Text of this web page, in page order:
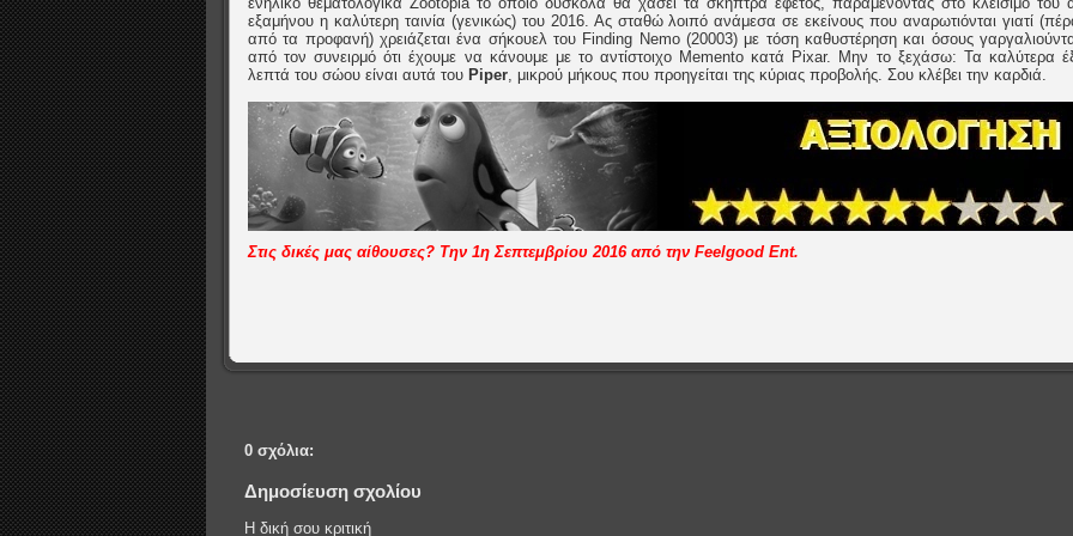
εξαμήνου η καλύτερη ταινία (γενικώς) του 2016. Ας σταθώ λοιπό ανάμεσα σε εκείνους που αναρωτιόνται γιατί
από τα προφανή) χρειάζεται ένα σήκουελ του Finding Nemo (20003) με τόση καθυστέρηση και όσους
από τον συνειρμό ότι έχουμε να κάνουμε με το αντίστοιχο Memento κατά Pixar. Μην το ξεχάσω: Τα καλύτερα
λεπτά του σώου είναι αυτά του Piper, μικρού μήκους που προηγείται της κύριας προβολής. Σου κλέβει την καρδιά.
Στις δικές μας αίθουσες? Την 1η Σεπτεμβρίου 2016 από την Feelgood Ent.
0 σχόλια:
Δημοσίευση σχολίου
Η δική σου κριτική